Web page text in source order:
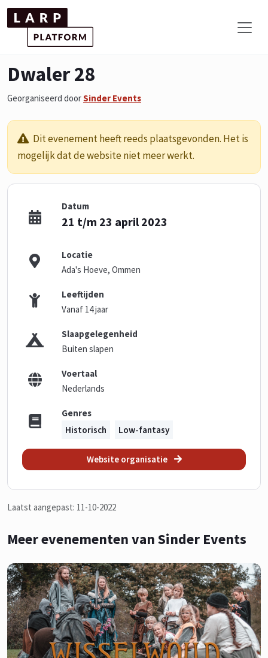
Dwaler 28
Georganiseerd doorSinder Events
Dit evenement heeft reeds plaatsgevonden. Het is
mogelijk dat de website niet meer werkt.
Datum
21 t/m 23 april 2023
Locatie
Ada's Hoeve, Ommen
Leeftijden
Vanaf 14 jaar
Slaapgelegenheid
Buiten slapen
Voertaal
Nederlands
Genres
Historisch
Low-fantasy
Website organisatie
Laatst aangepast: 11-10-2022
Meer evenementen van Sinder Events